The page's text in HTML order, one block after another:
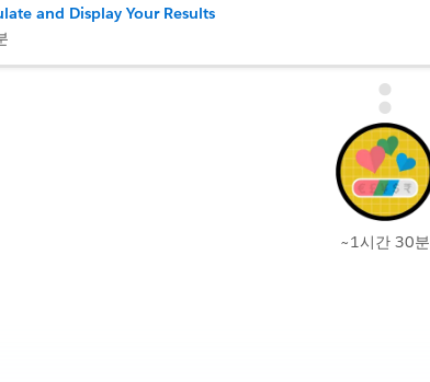
and Display Your Results
~1시간 30분